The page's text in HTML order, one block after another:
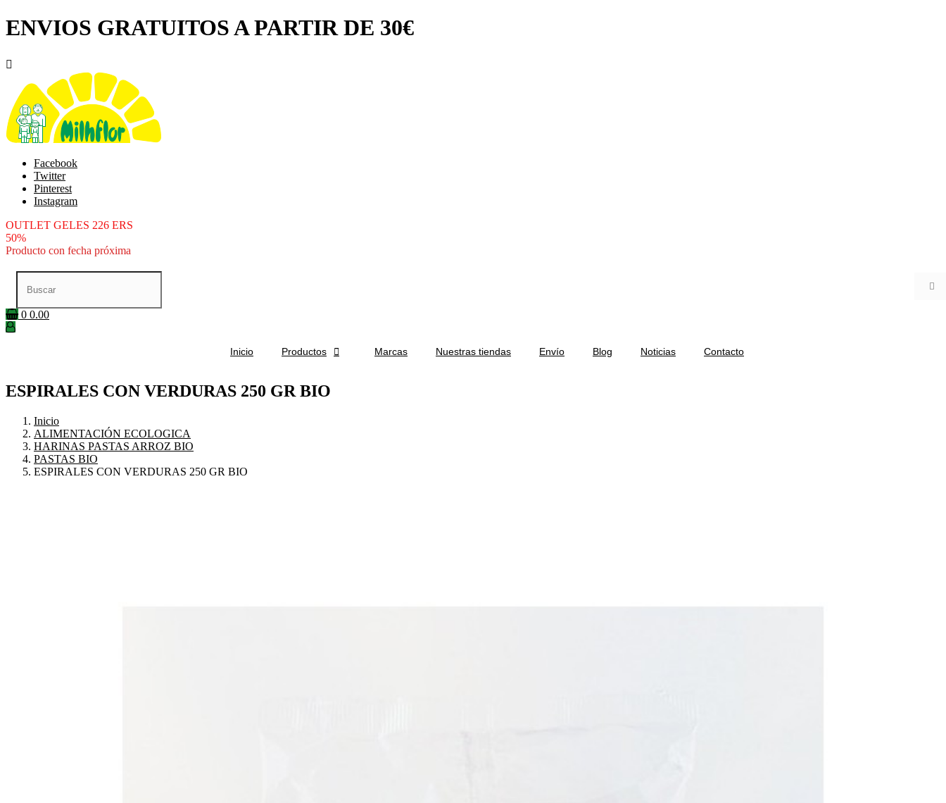
ENVIOS GRATUITOS A PARTIR DE 30€

Facebook
Twitter
Pinterest
Instagram
OUTLET GELES 226 ERS
50%
Producto con fecha próxima

0 0.00
Inicio Productos  Marcas Nuestras tiendas Envío Blog Noticias Contacto
ESPIRALES CON VERDURAS 250 GR BIO
Inicio
ALIMENTACIÓN ECOLOGICA
HARINAS PASTAS ARROZ BIO
PASTAS BIO
ESPIRALES CON VERDURAS 250 GR BIO